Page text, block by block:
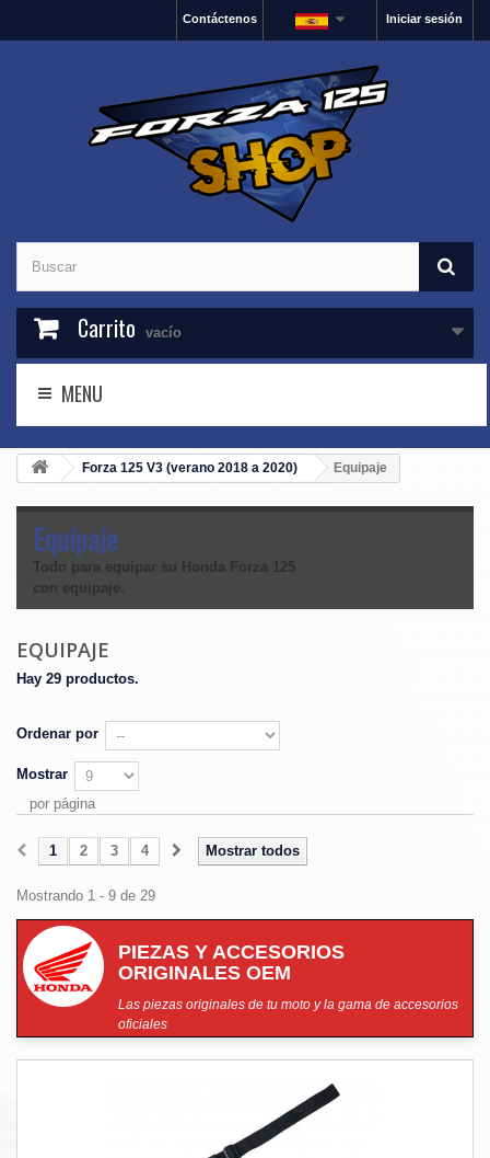
Iniciar sesión
Contáctenos
Carrito vacío
MENU
Forza 125 V3 (verano 2018 a 2020) Equipaje
Equipaje
Todo para equipar su Honda Forza 125
con equipaje.
EQUIPAJE
Hay 29 productos.
Ordenar por
Mostrar
por página
Mostrar todos
1 2 3 4
Mostrando 1 - 9 de 29
PIEZAS Y ACCESORIOS
ORIGINALES OEM
Las piezas originales de tu moto y la gama de accesorios
oficiales